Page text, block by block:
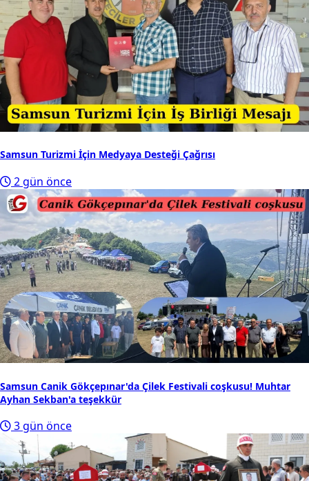
Samsun Turizmi İçin Medyaya Desteği Çağrısı
2 gün önce
Samsun Canik Gökçepınar'da Çilek Festivali coşkusu! Muhtar
Ayhan Sekban'a teşekkür
3 gün önce